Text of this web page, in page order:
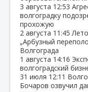
3 августа 12:53
волгоградку
прохожую
2 августа 11:45
„Арбузный
Волгограда
1 августа 14:16
волгоградский
31 июля 12:11
Бочаров озвучил